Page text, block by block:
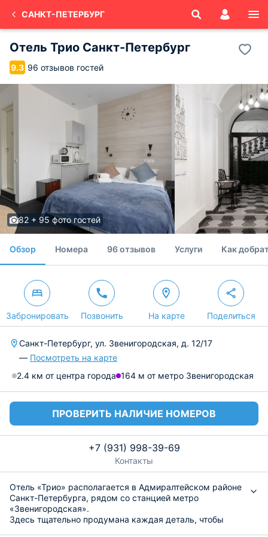
САНКТ-ПЕТЕРБУРГ
Отель Трио Санкт-Петербург
9.3 96 отзывов гостей
82 + 95 фото гостей
Обзор Номера 96 отзывов Услуги Как
Забронировать Позвонить На карте Поделиться
Санкт-Петербург, ул. Звенигородская, д. 12/17
— Посмотреть на карте
2.4 км от центра города 164 м от метро Звенигородская
ПРОВЕРИТЬ НАЛИЧИЕ НОМЕРОВ
+7 (931) 998-39-69
Контакты
Отель «Трио» располагается в Адмиралтейском районе
Санкт-Петербурга, рядом со станцией метро
«Звенигородская».
Здесь тщательно продумана каждая деталь, чтобы